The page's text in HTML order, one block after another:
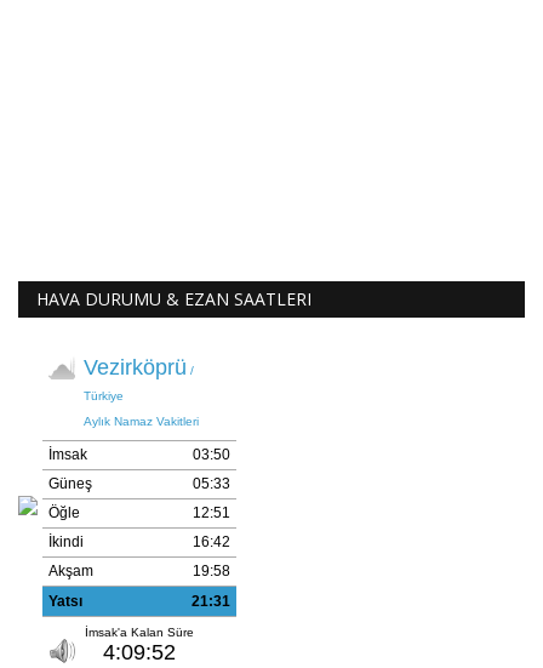
HAVA DURUMU & EZAN SAATLERI